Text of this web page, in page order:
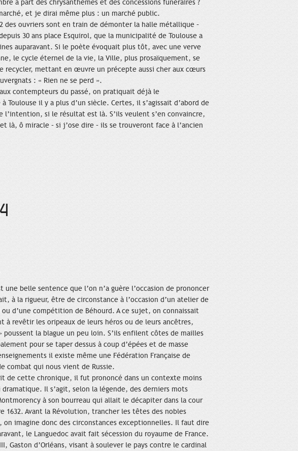
à part des chrysanthèmes et des concessions funéraires ?
et je dirai même plus : un marché public.
des ouvriers sont en train de démonter la halle métallique –
30 ans place Esquirol, que la municipalité de Toulouse a
auparavant. Si le poète évoquait plus tôt, avec une verve
le cycle éternel de la vie, la Ville, plus prosaïquement, se
recycler, mettant en œuvre un précepte aussi cher aux cœurs
: « Rien ne se perd ».
contempteurs du passé, on pratiquait déjà le
Toulouse il y a plus d’un siècle. Certes, il s’agissait d’abord de
l’intention, si le résultat est là. S’ils veulent s’en convaincre,
là, ô miracle – si j’ose dire – ils se trouveront face à l’ancien
une belle sentence que l’on n’a guère l’occasion de prononcer
à la rigueur, être de circonstance à l’occasion d’un atelier de
d’une compétition de Béhourd. A ce sujet, on connaissait
à revêtir les oripeaux de leurs héros ou de leurs ancêtres,
poussent la blague un peu loin. S’ils enfilent côtes de mailles
pour se taper dessus à coup d’épées et de masse
il existe même une Fédération Française de
combat qui nous vient de Russie.
de cette chronique, il fut prononcé dans un contexte moins
Il s’agit, selon la légende, des derniers mots
à son bourreau qui allait le décapiter dans la cour
1632. Avant la Révolution, trancher les têtes des nobles
on imagine donc des circonstances exceptionnelles. Il faut dire
le Languedoc avait fait sécession du royaume de France.
d’Orléans, visant à soulever le pays contre le cardinal